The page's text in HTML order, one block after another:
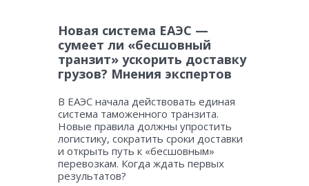
Новая система ЕАЭС —
сумеет ли «бесшовный
транзит» ускорить доставку
грузов? Мнения экспертов
В ЕАЭС начала действовать единая
система таможенного транзита.
Новые правила должны упростить
логистику, сократить сроки доставки
и открыть путь к «бесшовным»
перевозкам. Когда ждать первых
результатов?